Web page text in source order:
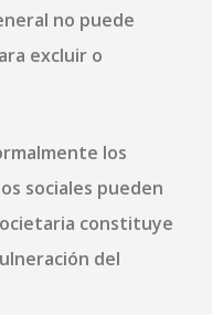
no puede
excluir o
los
sociales pueden
constituye
del